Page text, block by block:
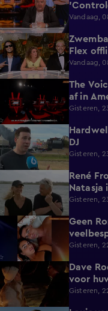
Vandaag,
1:32
Flex
Vandaag,
The
af in
Gisteren,
1:25
DJ
Gisteren,
René
Natasja
Gisteren,
1:01
Geen
Gisteren,
1:37
Dave
voor
Gisteren,